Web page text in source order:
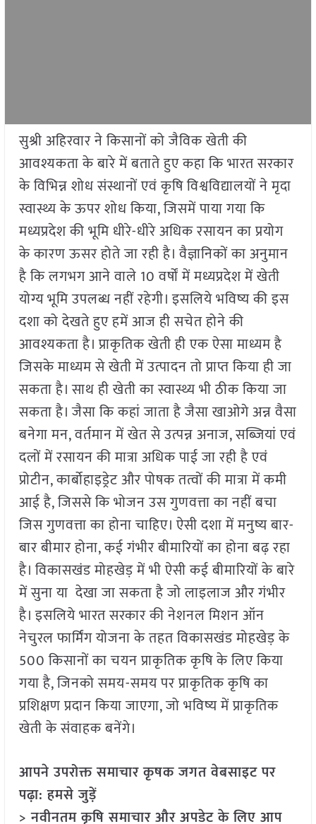
सुश्री अहिरवार ने किसानों को जैविक खेती की
आवश्यकता के बारे में बताते हुए कहा कि भारत सरकार
के विभिन्न शोध संस्थानों एवं कृषि विश्वविद्यालयों ने मृदा
स्वास्थ्य के ऊपर शोध किया, जिसमें पाया गया कि
मध्यप्रदेश की भूमि धीरे-धीरे अधिक रसायन का प्रयोग
के कारण ऊसर होते जा रही है। वैज्ञानिकों का अनुमान
है कि लगभग आने वाले 10 वर्षों में मध्यप्रदेश में खेती
योग्य भूमि उपलब्ध नहीं रहेगी। इसलिये भविष्य की इस
दशा को देखते हुए हमें आज ही सचेत होने की
आवश्यकता है। प्राकृतिक खेती ही एक ऐसा माध्यम है
जिसके माध्यम से खेती में उत्पादन तो प्राप्त किया ही जा
सकता है। साथ ही खेती का स्वास्थ्य भी ठीक किया जा
सकता है। जैसा कि कहां जाता है जैसा खाओगे अन्न वैसा
बनेगा मन, वर्तमान में खेत से उत्पन्न अनाज, सब्जियां एवं
दलों में रसायन की मात्रा अधिक पाई जा रही है एवं
प्रोटीन, कार्बोहाइड्रेट और पोषक तत्वों की मात्रा में कमी
आई है, जिससे कि भोजन उस गुणवत्ता का नहीं बचा
जिस गुणवत्ता का होना चाहिए। ऐसी दशा में मनुष्य बार-
बार बीमार होना, कई गंभीर बीमारियों का होना बढ़ रहा
है। विकासखंड मोहखेड़ में भी ऐसी कई बीमारियों के बारे
में सुना या देखा जा सकता है जो लाइलाज और गंभीर
है। इसलिये भारत सरकार की नेशनल मिशन ऑन
नेचुरल फार्मिंग योजना के तहत विकासखंड मोहखेड़ के
500 किसानों का चयन प्राकृतिक कृषि के लिए किया
गया है, जिनको समय-समय पर प्राकृतिक कृषि का
प्रशिक्षण प्रदान किया जाएगा, जो भविष्य में प्राकृतिक
खेती के संवाहक बनेंगे।
आपने उपरोक्त समाचार कृषक जगत वेबसाइट पर
पढ़ा: हमसे जुड़ें
> नवीनतम कृषि समाचार और अपडेट के लिए आप